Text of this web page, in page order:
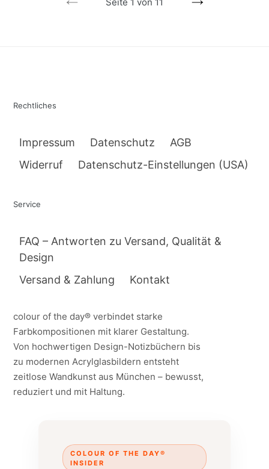
Rechtliches
Impressum Datenschutz
AGB
Widerruf
Datenschutz-Einstellungen (USA)
Service
FAQ – Antworten zu Versand, Qualität &
Design
Versand & Zahlung
Kontakt
colour of the day® verbindet starke
Farbkompositionen mit klarer Gestaltung.
Von hochwertigen Design-Notizbüchern bis
zu modernen Acrylglasbildern entsteht
zeitlose Wandkunst aus München – bewusst,
reduziert und mit Haltung.
COLOUR OF THE DAY®
INSIDER